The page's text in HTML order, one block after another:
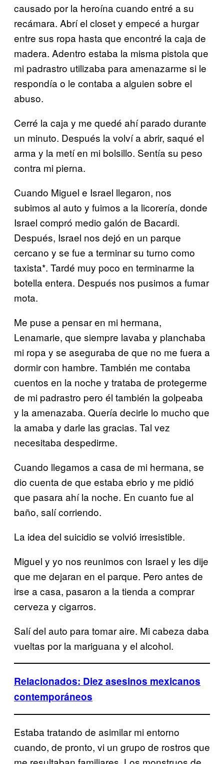
causado por la heroína cuando entré a su
recámara. Abrí el closet y empecé a hurgar
entre sus ropa hasta que encontré la caja de
madera. Adentro estaba la misma pistola que
mi padrastro utilizaba para amenazarme si le
respondía o le contaba a alguien sobre el
abuso.
Cerré la caja y me quedé ahí parado durante
un minuto. Después la volví a abrir, saqué el
arma y la metí en mi bolsillo. Sentía su peso
contra mi pierna.
Cuando Miguel e Israel llegaron, nos
subimos al auto y fuimos a la licorería, donde
Israel compró medio galón de Bacardi.
Después, Israel nos dejó en un parque
cercano y se fue a terminar su turno como
taxista*. Tardé muy poco en terminarme la
botella entera. Después nos pusimos a fumar
mota.
Me puse a pensar en mi hermana,
Lenamarie, que siempre lavaba y planchaba
mi ropa y se aseguraba de que no me fuera a
dormir con hambre. También me contaba
cuentos en la noche y trataba de protegerme
de mi padrastro pero él también la golpeaba
y la amenazaba. Quería decirle lo mucho que
la amaba y darle las gracias. Tal vez
necesitaba despedirme.
Cuando llegamos a casa de mi hermana, se
dio cuenta de que estaba ebrio y me pidió
que pasara ahí la noche. En cuanto fue al
baño, salí corriendo.
La idea del suicidio se volvió irresistible.
Miguel y yo nos reunimos con Israel y les dije
que me dejaran en el parque. Pero antes de
irse a casa, pasaron a la tienda a comprar
cerveza y cigarros.
Salí del auto para tomar aire. Mi cabeza daba
vueltas por la mariguana y el alcohol.
Relacionados: Diez asesinos mexicanos
contemporáneos
Estaba tratando de asimilar mi entorno
cuando, de pronto, vi un grupo de rostros que